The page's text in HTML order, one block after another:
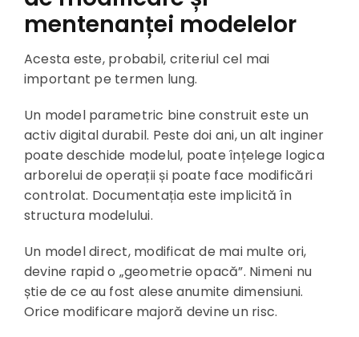
mentenanței modelelor
Acesta este, probabil, criteriul cel mai
important pe termen lung.
Un model parametric bine construit este un
activ digital durabil. Peste doi ani, un alt inginer
poate deschide modelul, poate înțelege logica
arborelui de operații și poate face modificări
controlat. Documentația este implicită în
structura modelului.
Un model direct, modificat de mai multe ori,
devine rapid o „geometrie opacă”. Nimeni nu
știe de ce au fost alese anumite dimensiuni.
Orice modificare majoră devine un risc.